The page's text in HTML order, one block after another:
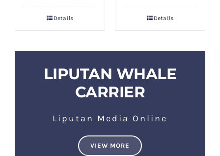
Details Details
LIPUTAN WHALE
CARRIER
Liputan Media Online
VIEW MORE